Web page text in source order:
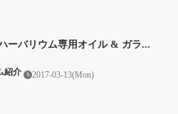
ーバリウム専用オイル & ガラ...
2017-03-13(Mon)
紹介